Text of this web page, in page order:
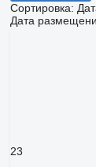
Сортировка:
Дата
23